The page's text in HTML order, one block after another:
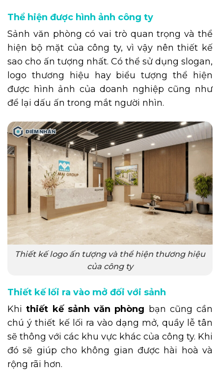
Thể hiện được hình ảnh công ty
Sảnh văn phòng có vai trò quan trọng và thể
hiện bộ mặt của công ty, vì vậy nên thiết kế
sao cho ấn tượng nhất. Có thể sử dụng slogan,
logo thương hiệu hay biểu tượng thể hiện
được hình ảnh của doanh nghiệp cũng như
để lại dấu ấn trong mắt người nhìn.
Thiết kế logo ấn tượng và thể hiện thương hiệu
của công ty
Thiết kế lối ra vào mở đối với sảnh
Khithiết kế sảnh văn phòng bạn cũng cần
chú ý thiết kế lối ra vào dạng mở, quầy lễ tân
sẽ thông với các khu vực khác của công ty. Khi
đó sẽ giúp cho không gian được hài hoà và
rộng rãi hơn.